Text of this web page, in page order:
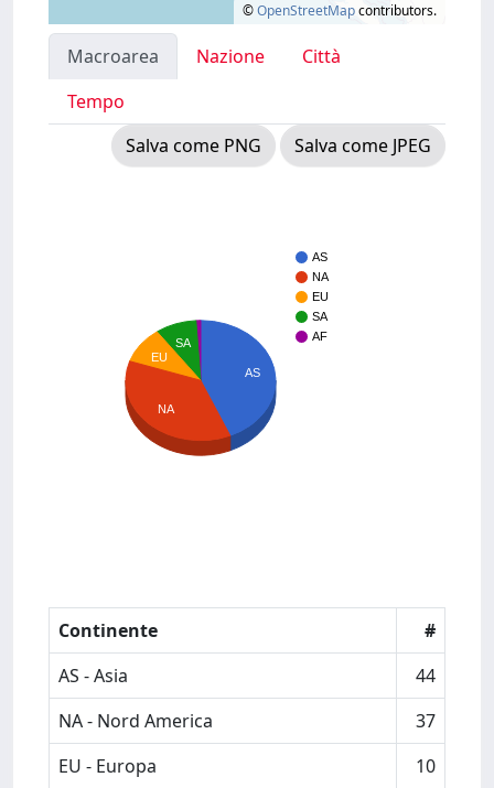
©OpenStreetMapcontributors.
Macroarea Nazione
Città
Tempo
Salva come PNG
Salva come JPEG
AS
NA
EU
SA
AF
AS
SA
EU
NA
Continente
#
AS - Asia
44
NA - Nord America
37
EU - Europa
10